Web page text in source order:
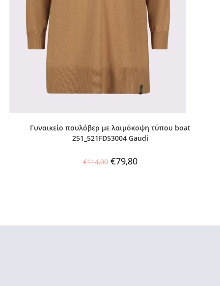
Γυναικείο πουλόβερ με λαιμόκοψη τύπου boat
251_521FD53004 Gaudi
€114,00 €79,80